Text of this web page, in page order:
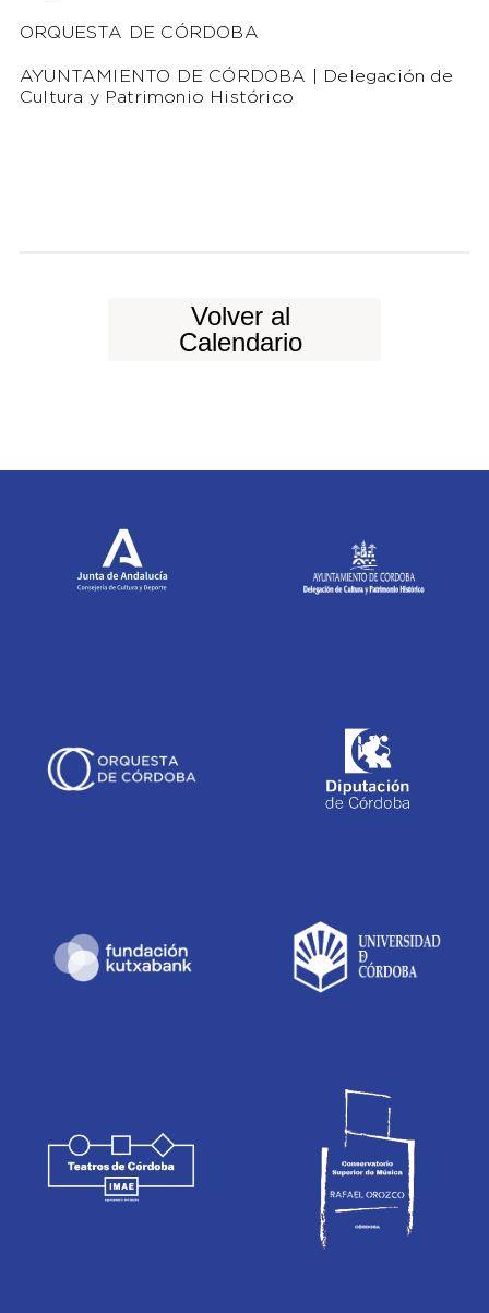
ORQUESTA DE CÓRDOBA
AYUNTAMIENTO DE CÓRDOBA | Delegación de
Cultura y Patrimonio Histórico
Volver al
Calendario